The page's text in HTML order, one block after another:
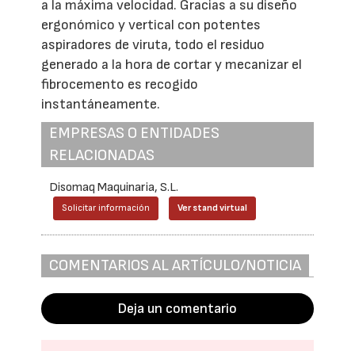
a la máxima velocidad. Gracias a su diseño
ergonómico y vertical con potentes
aspiradores de viruta, todo el residuo
generado a la hora de cortar y mecanizar el
fibrocemento es recogido
instantáneamente.
EMPRESAS O ENTIDADES
RELACIONADAS
Disomaq Maquinaria, S.L.
Solicitar información Ver stand virtual
COMENTARIOS AL ARTÍCULO/NOTICIA
Deja un comentario